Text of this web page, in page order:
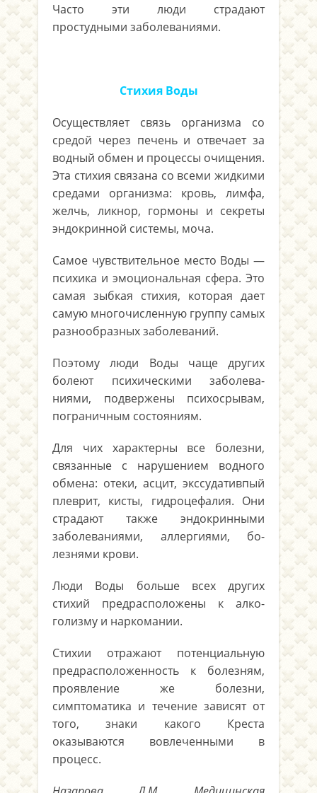
Часто эти люди страдают
простудными заболеваниями.
Стихия Воды
Осуществляет связь организма со
средой через печень и отвечает за
водный обмен и процессы очищения.
Эта стихия связана со всеми жидкими
средами организма: кровь, лимфа,
желчь, ликнор, гормоны и секреты
эндокринной системы, моча.
Самое чувствительное место Воды —
психика и эмоциональная сфера. Это
самая зыбкая стихия, которая дает
самую многочисленную группу самых
разнообразных заболеваний.
Поэтому люди Воды чаще других
болеют психическими заболева­
ниями, подвержены психосрывам,
пограничным состояниям.
Для чих характерны все болезни,
связанные с нарушением водного
обмена: отеки, асцит, экссудативпый
плеврит, кисты, гидроцефалия. Они
страдают также эндокринными
заболеваниями, аллергиями, бо­
лезнями крови.
Люди Воды больше всех других
стихий предрасположены к алко­
голизму и наркомании.
Стихии отражают потенциальную
предрасположенность к болез­ням,
проявление же болезни,
симптоматика и течение зависят от
того, знаки какого Креста
оказываются вовлеченными в
процесс.